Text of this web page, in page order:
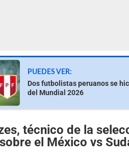
PUEDES VER:
Dos futbolistas peruanos se
del Mundial 2026
técnico de la
el México vs